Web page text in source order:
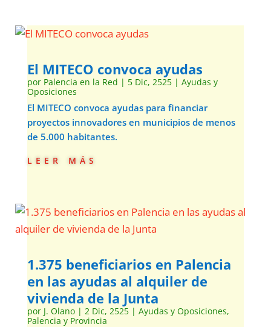
El MITECO convoca ayudas
por Palencia en la Red | 5 Dic, 2525| Ayudas y
Oposiciones
El MITECO convoca ayudas para financiar
proyectos innovadores en municipios de menos
de 5.000 habitantes.
leer más
1.375 beneficiarios en Palencia
en las ayudas al alquiler de
vivienda de la Junta
por J. Olano| 2 Dic, 2525| Ayudas y Oposiciones,
Palencia y Provincia